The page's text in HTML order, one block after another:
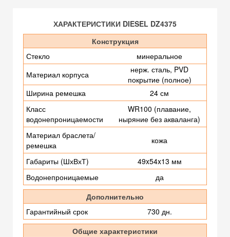
ХАРАКТЕРИСТИКИ DIESEL DZ4375
Конструкция
Стекло
минеральное
Материал корпуса
нерж. сталь, PVD
покрытие (полное)
Ширина ремешка
24 см
Класс
водонепроницаемости
WR100 (плавание,
ныряние без акваланга)
Материал браслета/
ремешка
кожа
Габариты (ШхВхТ)
49x54x13 мм
Водонепроницаемые
да
Дополнительно
Гарантийный срок
730 дн.
Общие характеристики